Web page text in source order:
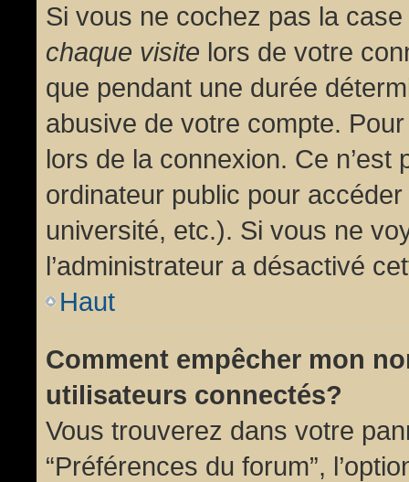
Si vous ne cochez pas la case
chaque visite lors de votre
que pendant une durée
abusive de votre compte.
lors de la connexion. Ce
ordinateur public pour
université, etc.). Si vous ne
l’administrateur a désactivé
Haut
Comment empêcher mon
utilisateurs connectés?
Vous trouverez dans votre
“Préférences du forum”,